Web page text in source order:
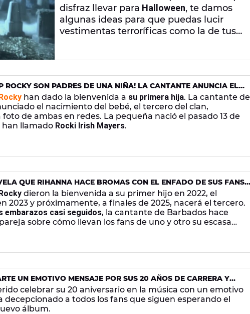
disfraz llevar para Halloween, te damos
algunas ideas para que puedas lucir
vestimentas terroríficas como la de tus
Grande, Katy Perry o Lola Índigopara
destacar con tu indumentaria.
ROCKY SON PADRES DE UNA NIÑA! LA CANTANTE ANUNCIA EL
TERCER HIJO
han dado la bienvenida a su primera hija. La cantante de
el nacimiento del bebé, el tercero del clan,
de ambas en redes. La pequeña nació el pasado 13 de
llamado Rocki Irish Mayers.
QUE RIHANNA HACE BROMAS CON EL ENFADO DE SUS FANS
Y NO LANZAR NUEVA MÚSICA
dieron la bienvenida a su primer hijo en 2022, el
2023 y próximamente, a finales de 2025, nacerá el tercero.
embarazos casi seguidos, la cantante de Barbados hace
sobre cómo llevan los fans de uno y otro su escasa
UN EMOTIVO MENSAJE POR SUS 20 AÑOS DE CARRERA Y
A LOS FANS
celebrar su 20 aniversario en la música con un emotivo
decepcionado a todos los fans que siguen esperando el
álbum.